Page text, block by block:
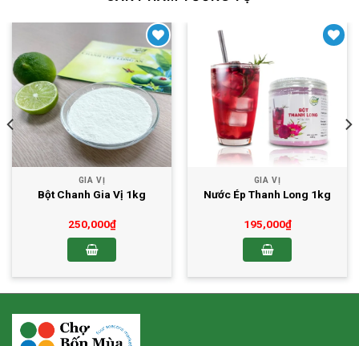
Yêu thích
GIA VỊ
Bột Chanh Gia Vị 1kg
250,000₫
GIA VỊ
Nước Ép Thanh Long 1kg
195,000₫